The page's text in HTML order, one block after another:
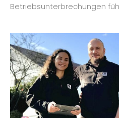
Betriebsunterbrechungen